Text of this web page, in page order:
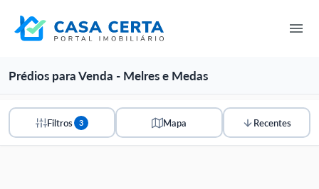
Prédios para Venda - Melres e Medas
Filtros 3 Mapa Recentes